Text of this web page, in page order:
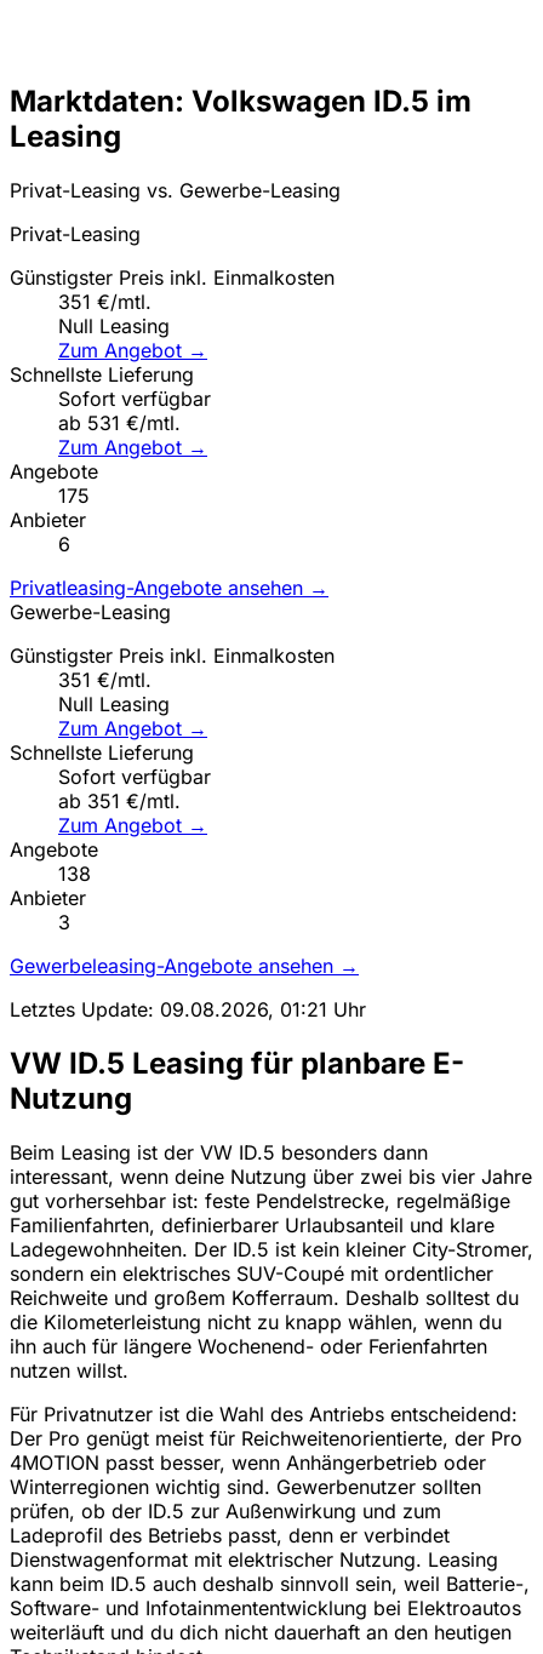
Marktdaten: Volkswagen ID.5 im
Leasing
Privat-Leasing vs. Gewerbe-Leasing
Privat-Leasing
Günstigster Preis inkl. Einmalkosten
351 €/mtl.
Null Leasing
Zum Angebot →
Schnellste Lieferung
Sofort verfügbar
ab 531 €/mtl.
Zum Angebot →
Angebote
175
Anbieter
6
Privatleasing-Angebote ansehen →
Gewerbe-Leasing
Günstigster Preis inkl. Einmalkosten
351 €/mtl.
Null Leasing
Zum Angebot →
Schnellste Lieferung
Sofort verfügbar
ab 351 €/mtl.
Zum Angebot →
Angebote
138
Anbieter
3
Gewerbeleasing-Angebote ansehen →
Letztes Update: 09.08.2026, 01:21 Uhr
VW ID.5 Leasing für planbare E-
Nutzung
Beim Leasing ist der VW ID.5 besonders dann
interessant, wenn deine Nutzung über zwei bis vier Jahre
gut vorhersehbar ist: feste Pendelstrecke, regelmäßige
Familienfahrten, definierbarer Urlaubsanteil und klare
Ladegewohnheiten. Der ID.5 ist kein kleiner City-Stromer,
sondern ein elektrisches SUV-Coupé mit ordentlicher
Reichweite und großem Kofferraum. Deshalb solltest du
die Kilometerleistung nicht zu knapp wählen, wenn du
ihn auch für längere Wochenend- oder Ferienfahrten
nutzen willst.
Für Privatnutzer ist die Wahl des Antriebs entscheidend:
Der Pro genügt meist für Reichweitenorientierte, der Pro
4MOTION passt besser, wenn Anhängerbetrieb oder
Winterregionen wichtig sind. Gewerbenutzer sollten
prüfen, ob der ID.5 zur Außenwirkung und zum
Ladeprofil des Betriebs passt, denn er verbindet
Dienstwagenformat mit elektrischer Nutzung. Leasing
kann beim ID.5 auch deshalb sinnvoll sein, weil Batterie-,
Software- und Infotainmententwicklung bei Elektroautos
weiterläuft und du dich nicht dauerhaft an den heutigen